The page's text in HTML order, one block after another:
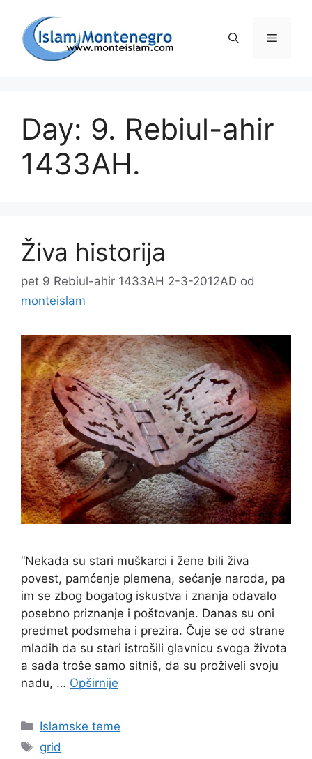
sadržaj
Day: 9. Rebiul-ahir
1433AH.
Živa historija
pet 9 Rebiul-ahir 1433AH 2-3-2012AD od
monteislam
“Nekada su stari muškarci i žene bili živa
povest, pamćenje plemena, sećanje naroda, pa
im se zbog bogatog iskustva i znanja odavalo
posebno priznanje i poštovanje. Danas su oni
predmet podsmeha i prezira. Čuje se od strane
mladih da su stari istrošili glavnicu svoga života
a sada troše samo sitniš, da su proživeli svoju
nadu, … Opširnije
Kategorije
Islamske teme
Oznake
grid